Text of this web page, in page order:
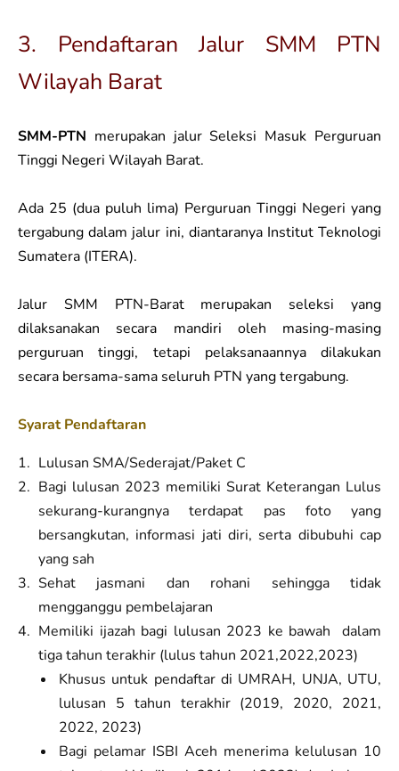
3. Pendaftaran Jalur SMM PTN
Wilayah Barat
SMM-PTN merupakan jalur Seleksi Masuk Perguruan
Tinggi Negeri Wilayah Barat.
Ada 25 (dua puluh lima) Perguruan Tinggi Negeri yang
tergabung dalam jalur ini, diantaranya Institut Teknologi
Sumatera (ITERA).
Jalur SMM PTN-Barat merupakan seleksi yang
dilaksanakan secara mandiri oleh masing-masing
perguruan tinggi, tetapi pelaksanaannya dilakukan
secara bersama-sama seluruh PTN yang tergabung.
Syarat Pendaftaran
Lulusan SMA/Sederajat/Paket C
Bagi lulusan 2023 memiliki Surat Keterangan Lulus
sekurang-kurangnya terdapat pas foto yang
bersangkutan, informasi jati diri, serta dibubuhi cap
yang sah
Sehat jasmani dan rohani sehingga tidak
mengganggu pembelajaran
Memiliki ijazah bagi lulusan 2023 ke bawah dalam
tiga tahun terakhir (lulus tahun 2021,2022,2023)
Khusus untuk pendaftar di UMRAH, UNJA, UTU,
lulusan 5 tahun terakhir (2019, 2020, 2021,
2022, 2023)
Bagi pelamar ISBI Aceh menerima kelulusan 10